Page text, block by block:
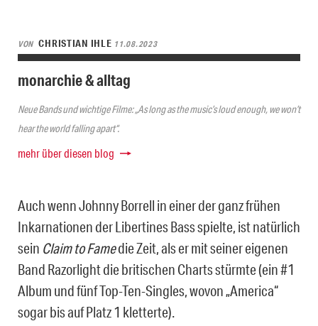
VON CHRISTIAN IHLE 11.08.2023
monarchie & alltag
Neue Bands und wichtige Filme: „As long as the music’s loud enough, we won’t
hear the world falling apart“.
mehr über diesen blog
Auch wenn Johnny Borrell in einer der ganz frühen
Inkarnationen der Libertines Bass spielte, ist natürlich
sein Claim to Famedie Zeit, als er mit seiner eigenen
Band Razorlight die britischen Charts stürmte (ein #1
Album und fünf Top-Ten-Singles, wovon „America“
sogar bis auf Platz 1 kletterte).